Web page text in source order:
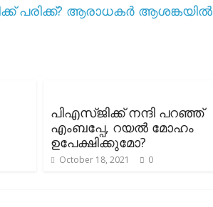
പരിക്ക്? ആരാധകർ ആശങ്കയിൽ
പിഎസ്ജിക്ക് നന്ദി പറഞ്ഞ്
എംബപ്പേ, റയൽ മോഹം
ഉപേക്ഷിക്കുമോ?
October 18, 2021 0